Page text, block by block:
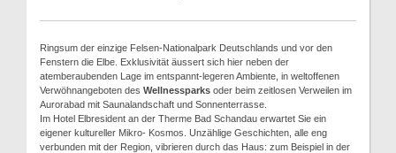
Ringsum der einzige Felsen-Nationalpark Deutschlands und vor den
Fenstern die Elbe. Exklusivität äussert sich hier neben der
atemberaubenden Lage im entspannt-legeren Ambiente, in weltoffenen
Verwöhnangeboten des Wellnessparks oder beim zeitlosen Verweilen im
Aurorabad mit Saunalandschaft und Sonnenterrasse.
Im Hotel Elbresident an der Therme Bad Schandau erwartet Sie ein
eigener kultureller Mikro- Kosmos. Unzählige Geschichten, alle eng
verbunden mit der Region, vibrieren durch das Haus: zum Beispiel in der